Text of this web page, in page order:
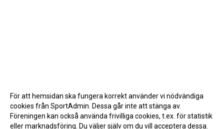
För att hemsidan ska fungera korrekt använder vi nödvändiga
cookies från SportAdmin. Dessa går inte att stänga av.
Föreningen kan också använda frivilliga cookies, t.ex. för statistik
eller marknadsföring. Du väljer själv om du vill acceptera dessa.